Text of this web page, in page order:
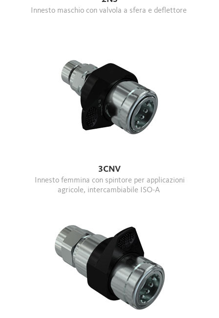
Innesto maschio con valvola a sfera e deflettore
3CNV
agricole, intercambiabile ISO-A